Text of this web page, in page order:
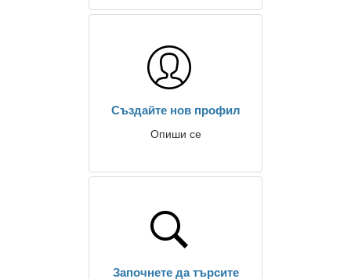
Създайте нов профил
Опиши се
Започнете да търсите